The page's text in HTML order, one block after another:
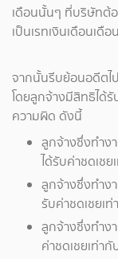
เดือนนั้นๆ ที่บริษัทต้อ
เป็นเรทเงินเดือนเดื
จากนั้นรีบย้อนอดีตไ
โดยลูกจ้างมีสิทธิได้รั
ความผิด ดังนี้
ลูกจ้างซึ่งทำง
ได้รับค่าชดเช
ลูกจ้างซึ่งทำง
รับค่าชดเชยเ
ลูกจ้างซึ่งทำง
ค่าชดเชยเท่า